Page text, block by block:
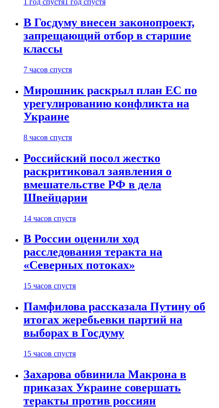
1 год спустя 1 год спустя
В Госдуму внесен законопроект,
запрещающий отбор в старшие
классы
7 часов спустя
Мирошник раскрыл план ЕС по
урегулированию конфликта на
Украине
8 часов спустя
Российский посол жестко
раскритиковал заявления о
вмешательстве РФ в дела
Швейцарии
14 часов спустя
В России оценили ход
расследования теракта на
«Северных потоках»
15 часов спустя
Памфилова рассказала Путину об
итогах жеребьевки партий на
выборах в Госдуму
15 часов спустя
Захарова обвинила Макрона в
приказах Украине совершать
теракты против россиян